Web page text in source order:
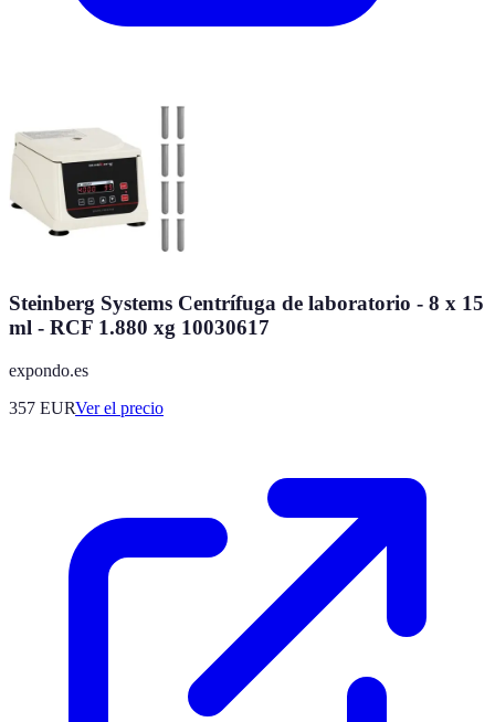
Steinberg Systems Centrífuga de laboratorio - 8 x 15
ml - RCF 1.880 xg 10030617
expondo.es
357 EURVer el precio